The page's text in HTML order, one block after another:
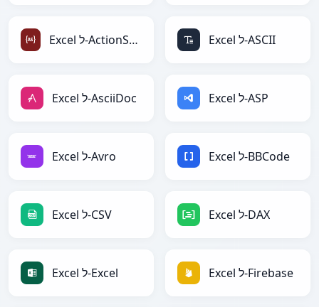
Excel ל-ActionScript Excel ל-ASCII
Excel ל-AsciiDoc Excel ל-ASP
Excel ל-Avro Excel ל-BBCode
Excel ל-CSV Excel ל-DAX
Excel ל-Excel Excel ל-Firebase